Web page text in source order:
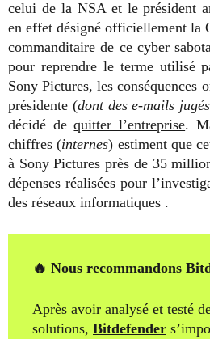
celui de la NSA et le président
en effet désigné officiellement la
commanditaire de ce cyber
pour reprendre le terme utilisé
Sony Pictures, les conséquences
présidente (dont des e-mails
décidé dequitter l’entreprise.
chiffres (internes) estiment que
à Sony Pictures près de 35
dépenses réalisées pour
des réseaux informatiques .
🔥 Nous recommandons
Après avoir analysé et testé
solutions, Bitdefender